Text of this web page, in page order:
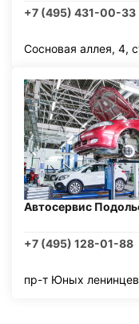
+7 (495) 431-00-33
Сосновая аллея, 4,
Автосервис
+7 (495) 128-01-88
пр-т Юных